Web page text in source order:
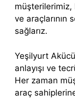
müşterilerimiz,
ve araçlarının
sağlarız.
Yeşilyurt
anlayışı ve
Her zaman
araç